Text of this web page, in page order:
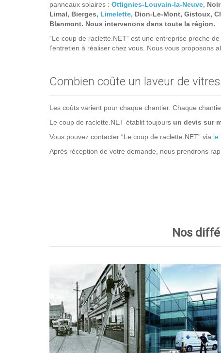
panneaux solaires : Ottignies-Louvain-la-Neuve,
Limal, Bierges, Limelette, Dion-Le-Mont, Gistoux,
Blanmont. Nous intervenons dans toute la région.
“Le coup de raclette.NET” est une entreprise proche
l’entretien à réaliser chez vous. Nous vous proposons
Combien coûte un laveur de
Les coûts varient pour chaque chantier. Chaque
Le coup de raclette.NET établit toujours un devis sur
Vous pouvez contacter “Le coup de raclette.NET” via le
Après réception de votre demande, nous prendrons
Nos